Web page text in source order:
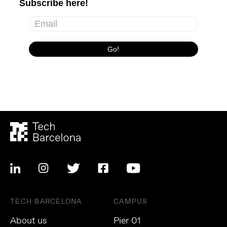
TECH BARCELONA
About us
CAMPUS
Pier 01